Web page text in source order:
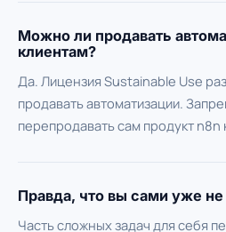
Можно ли продавать
клиентам?
Да. Лицензия Sustainable Use
продавать автоматизации.
перепродавать сам продукт n8n
Правда, что вы сами уже не
Часть сложных задач для себя